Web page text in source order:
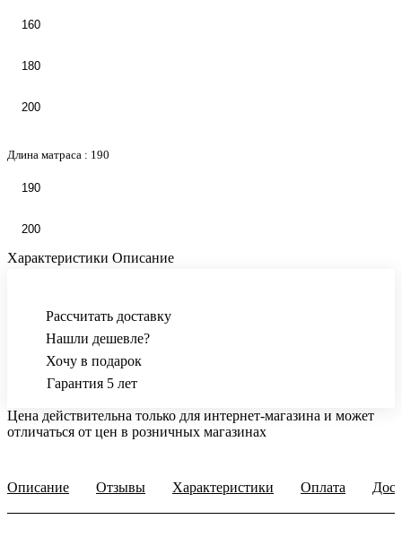
160
180
200
Длина матраса : 190
190
200
Характеристики Описание
Рассчитать доставку
Нашли дешевле?
Хочу в подарок
Гарантия 5 лет
Цена действительна только для интернет-магазина и может
отличаться от цен в розничных магазинах
Описание Отзывы Характеристики Оплата